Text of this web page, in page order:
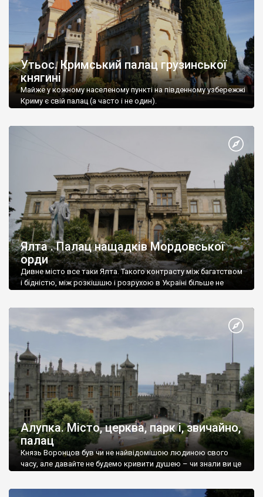
Утьос. Кримський палац грузинської
княгині
Майже у кожному населеному пункті на південному узбережжі
Криму є свій палац (а часто і не один).
Ялта . Палац нащадків Мордовської
орди
Дивне місто все таки Ялта. Такого контрасту між багатством
і бідністю, між розкішшю і розрухою в Україні більше не
Алупка. Місто, церква, парк і, звичайно,
палац
Князь Воронцов був чи не найвідомішою людиною свого
часу, але давайте не будемо кривити душею – чи знали ви це